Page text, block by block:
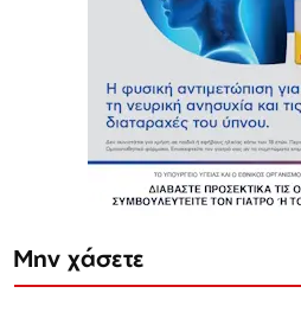
Μην χάσετε